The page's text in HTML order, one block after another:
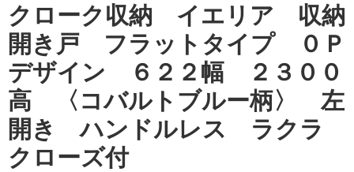
クローク収納 イエリア 収納
開き戸 フラットタイプ ０Ｐ
デザイン ６２２幅 ２３００
高 〈コバルトブルー柄〉 左
開き ハンドルレス ラクラ
クローズ付